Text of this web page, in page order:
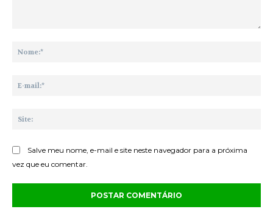
Salve meu nome, e-mail e site neste navegador para a próxima
vez que eu comentar.